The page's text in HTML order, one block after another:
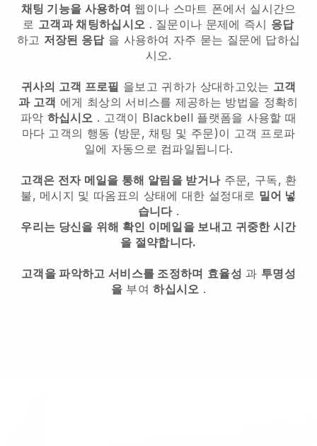
채팅 기능을 사용하여 웹이나 스마트 폰에서 실시간으
로 고객과 채팅하십시오 . 질문이나 문제에 즉시 응답
하고 저장된 응답을 사용하여 자주 묻는 질문에 답하십
시오.
귀사의 고객 프로필 을보고 귀하가 상대하고있는 고객
과 고객 에게 최상의 서비스를 제공하는 방법을 정확히
파악 하십시오 . 고객이 Blackbell 플랫폼을 사용할 때
마다 고객의 행동 (방문, 채팅 및 주문)이 고객 프로파
일에 자동으로 컴파일됩니다.
고객은 전자 메일을 통해 알림을 받거나주문, 구독, 환
불, 메시지 및 따옴표의 상태에 대한 설정대로 밀어 넣
습니다.
우리는 당신을 위해 확인 이메일을 보내고 귀중한 시간
을 절약합니다.
고객을 파악하고 서비스를 조정하며 효율성 과 투명성
을 부여하십시오 .